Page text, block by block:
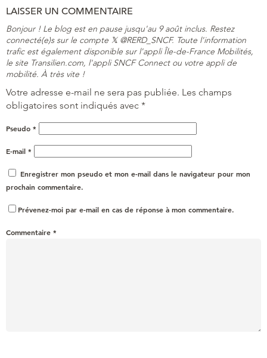
LAISSER UN COMMENTAIRE
Bonjour ! Le blog est en pause jusqu'au 9 août inclus. Restez
connecté(e)s sur le compte 𝕏 @RERD_SNCF. Toute l'information
trafic est également disponible sur l'appli Île-de-France Mobilités,
le site Transilien.com, l'appli SNCF Connect ou votre appli de
mobilité. À très vite !
Votre adresse e-mail ne sera pas publiée. Les champs
obligatoires sont indiqués avec *
Pseudo *
E-mail *
Enregistrer mon pseudo et mon e-mail dans le navigateur pour mon
prochain commentaire.
Prévenez-moi par e-mail en cas de réponse à mon commentaire.
Commentaire *